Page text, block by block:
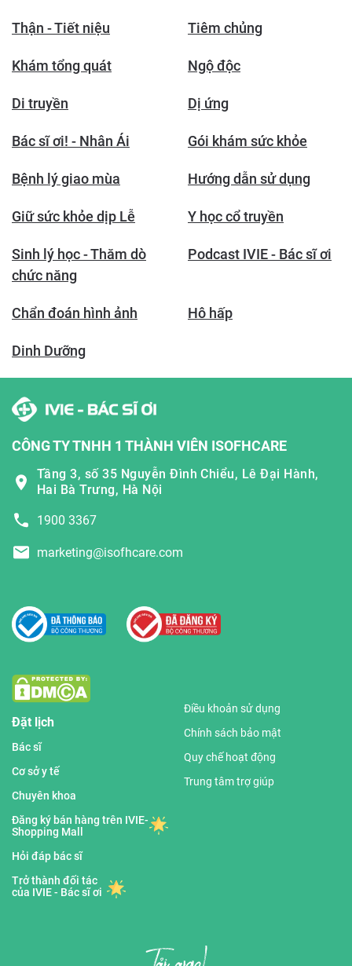
Thận - Tiết niệu Tiêm chủng
Khám tổng quát Ngộ độc
Di truyền Dị ứng
Bác sĩ ơi! - Nhân Ái Gói khám sức khỏe
Bệnh lý giao mùa Hướng dẫn sử dụng
Giữ sức khỏe dịp Lễ Y học cổ truyền
Sinh lý học - Thăm dò
chức năng
Podcast IVIE - Bác sĩ ơi
Chẩn đoán hình ảnh Hô hấp
Dinh Dưỡng
CÔNG TY TNHH 1 THÀNH VIÊN ISOFHCARE
Tầng 3, số 35 Nguyễn Đình Chiểu, Lê Đại Hành,
Hai Bà Trưng, Hà Nội
1900 3367
marketing@isofhcare.com
Đặt lịch
Bác sĩ
Cơ sở y tế
Chuyên khoa
Đăng ký bán hàng trên IVIE-
Shopping Mall
Hỏi đáp bác sĩ
Trở thành đối tác
của IVIE - Bác sĩ ơi
Điều khoản sử dụng
Chính sách bảo mật
Quy chế hoạt động
Trung tâm trợ giúp